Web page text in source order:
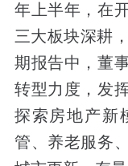
年上半年，在
三大板块深耕
期报告中，董
转型力度，发
探索房地产新
管、养老服务